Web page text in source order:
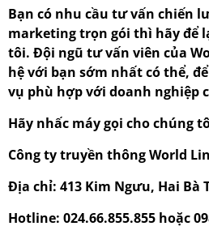
Bạn có nhu cầu tư vấn chiến
marketing trọn gói thì hãy để
tôi. Đội ngũ tư vấn viên của
hệ với bạn sớm nhất có thể,
vụ phù hợp với doanh nghiệp
Hãy nhấc máy gọi cho chúng
Công ty truyền thông World
Địa chỉ: 413 Kim Ngưu, Hai Bà
Hotline: 024.66.855.855 hoặc